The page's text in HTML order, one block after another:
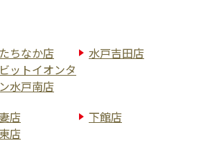
ちなか店
水戸吉田店
ットイオンタ
水戸南店
店
下館店
店